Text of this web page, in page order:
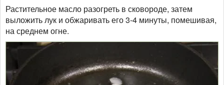
Растительное масло разогреть в сковороде, затем
выложить лук и обжаривать его 3-4 минуты, помешивая,
на среднем огне.